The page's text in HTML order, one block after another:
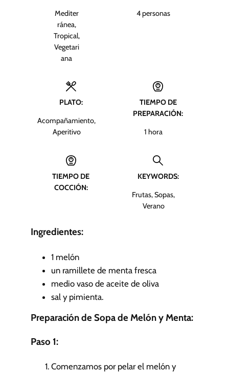
Mediter
ránea,
Tropical,
Vegetari
ana
4personas
PLATO:
Acompañamiento,
Aperitivo
TIEMPO DE
PREPARACIÓN:
1 hhora
TIEMPO DE
COCCIÓN:
KEYWORDS:
Frutas, Sopas,
Verano
Ingredientes:
1 melón
un ramillete de menta fresca
medio vaso de aceite de oliva
sal y pimienta.
Preparación de Sopa de Melón y Menta:
Paso 1:
Comenzamos por pelar el melón y